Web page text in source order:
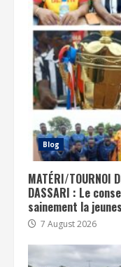
Blog
MATÉRI/TOURNOI
DASSARI : Le
sainement la
7 August 2026